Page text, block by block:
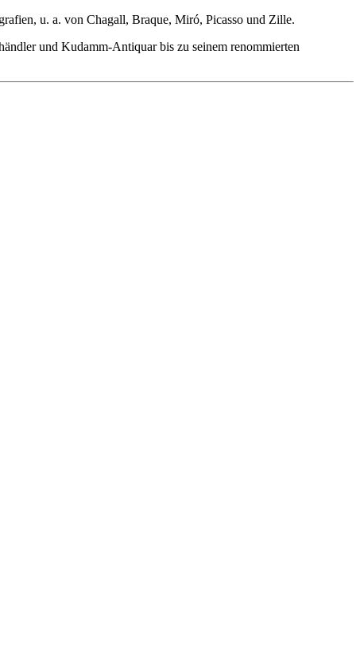
u. a. von Chagall, Braque, Miró, Picasso und Zille.
und Kudamm-Antiquar bis zu seinem renommierten